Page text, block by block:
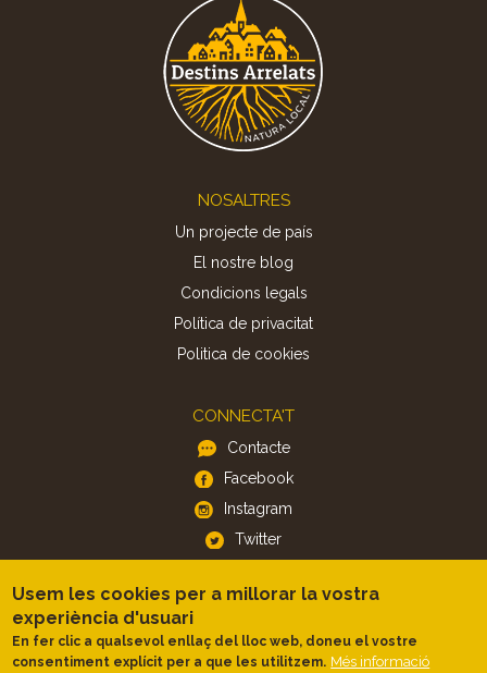
NOSALTRES
Un projecte de país
El nostre blog
Condicions legals
Política de privacitat
Politica de cookies
CONNECTA'T
Contacte
Facebook
Instagram
Twitter
APP
iOS
Android
Usem les cookies per a millorar la vostra
experiència d'usuari
En fer clic a qualsevol enllaç del lloc web, doneu el vostre
consentiment explícit per a que les utilitzem. Més informació